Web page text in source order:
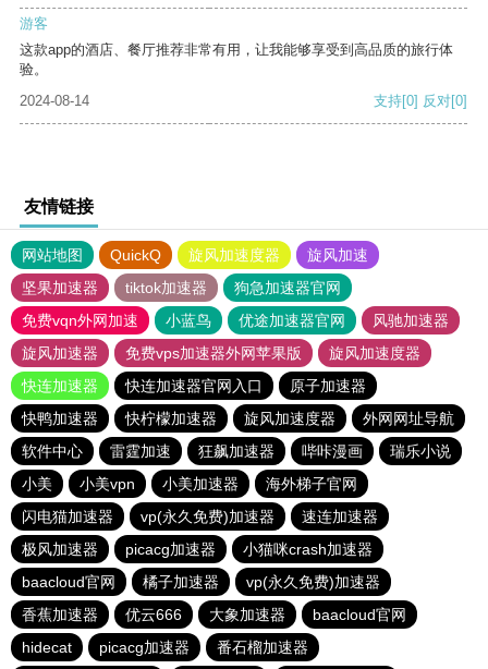
游客
这款app的酒店、餐厅推荐非常有用，让我能够享受到高品质的旅行体
验。
2024-08-14
支持[0] 反对[0]
友情链接
网站地图 QuickQ 旋风加速度器
旋风加速
坚果加速器
tiktok加速器
狗急加速器官网
免费vqn外网加速
小蓝鸟 优途加速器官网
风驰加速器
旋风加速器
免费vps加速器外网苹果版
旋风加速度器
快连加速器
快连加速器官网入口
原子加速器
快鸭加速器
快柠檬加速器 旋风加速度器
外网网址导航
软件中心
雷霆加速 狂飙加速器 哔咔漫画
瑞乐小说
小美
小美vpn 小美加速器
海外梯子官网
闪电猫加速器
vp(永久免费)加速器
速连加速器
极风加速器
picacg加速器
小猫咪crash加速器
baacloud官网
橘子加速器
vp(永久免费)加速器
香蕉加速器
优云666 大象加速器
baacloud官网
hidecat
picacg加速器 番石榴加速器